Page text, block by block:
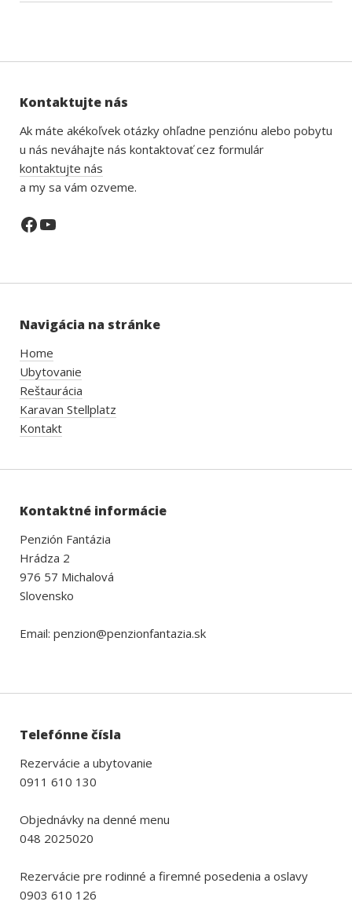
Kontaktujte nás
Ak máte akékoľvek otázky ohľadne penziónu alebo pobytu
u nás neváhajte nás kontaktovať cez formulár
kontaktujte nás
a my sa vám ozveme.
Facebook
YouTube
Navigácia na stránke
Home
Ubytovanie
Reštaurácia
Karavan Stellplatz
Kontakt
Kontaktné informácie
Penzión Fantázia
Hrádza 2
976 57 Michalová
Slovensko
Email: penzion@penzionfantazia.sk
Telefónne čísla
Rezervácie a ubytovanie
0911 610 130
Objednávky na denné menu
048 2025020
Rezervácie pre rodinné a firemné posedenia a oslavy
0903 610 126